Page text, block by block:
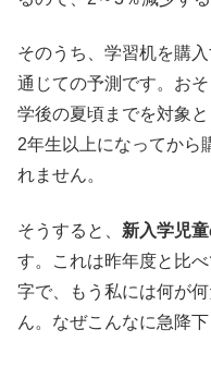
そのうち、学習机を購
通じての予測です。お
学後の夏頃までを対象
2年生以上になってから
れません。
そうすると、 新入学児
す。これは昨年度と比
字で、もう私には何が
ん。なぜこんなに急降